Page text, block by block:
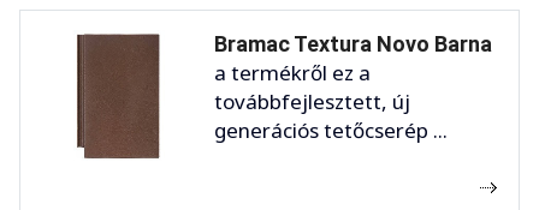
Bramac Textura Novo Barna
a termékről ez a
továbbfejlesztett, új
generációs tetőcserép ...